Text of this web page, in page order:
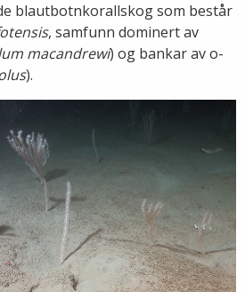
blautbotnkorallskog som består
, samfunn dominert av
macandrewi) og bankar av o-
).